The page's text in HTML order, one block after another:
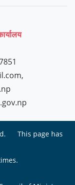
This page has